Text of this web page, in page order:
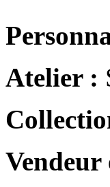
Atelier :
Vendeur